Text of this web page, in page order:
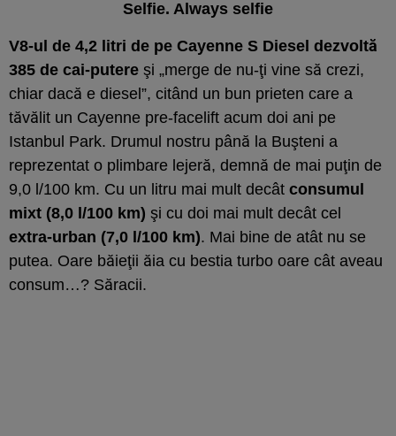
Selfie. Always selfie
V8-ul de 4,2 litri de pe Cayenne S Diesel dezvoltă
385 de cai-putere şi „merge de nu-ţi vine să crezi,
chiar dacă e diesel”, citând un bun prieten care a
tăvălit un Cayenne pre-facelift acum doi ani pe
Istanbul Park. Drumul nostru până la Buşteni a
reprezentat o plimbare lejeră, demnă de mai puţin de
9,0 l/100 km. Cu un litru mai mult decât consumul
mixt (8,0 l/100 km) şi cu doi mai mult decât cel
extra-urban (7,0 l/100 km). Mai bine de atât nu se
putea. Oare băieţii ăia cu bestia turbo oare cât aveau
consum…? Săracii.